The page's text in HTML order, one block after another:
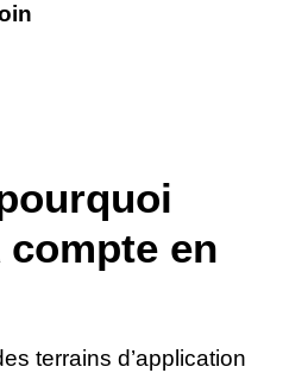
compte en
terrains d’application